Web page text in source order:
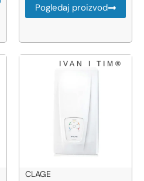
Pogledaj proizvod
CLAGE